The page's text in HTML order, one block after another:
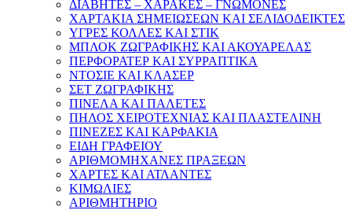
ΔΙΑΒΗΤΕΣ – ΧΑΡΑΚΕΣ – ΓΝΩΜΟΝΕΣ
ΧΑΡΤΑΚΙΑ ΣΗΜΕΙΩΣΕΩΝ ΚΑΙ ΣΕΛΙΔΟΔΕΙΚΤΕΣ
ΥΓΡΕΣ ΚΟΛΛΕΣ ΚΑΙ ΣΤΙΚ
ΜΠΛΟΚ ΖΩΓΡΑΦΙΚΗΣ ΚΑΙ ΑΚΟΥΑΡΕΛΑΣ
ΠΕΡΦΟΡΑΤΕΡ ΚΑΙ ΣΥΡΡΑΠΤΙΚΑ
ΝΤΟΣΙΕ ΚΑΙ ΚΛΑΣΕΡ
ΣΕΤ ΖΩΓΡΑΦΙΚΗΣ
ΠΙΝΕΛΑ ΚΑΙ ΠΑΛΕΤΕΣ
ΠΗΛΟΣ ΧΕΙΡΟΤΕΧΝΙΑΣ ΚΑΙ ΠΛΑΣΤΕΛΙΝΗ
ΠΙΝΕΖΕΣ ΚΑΙ ΚΑΡΦΑΚΙΑ
ΕΙΔΗ ΓΡΑΦΕΙΟΥ
ΑΡΙΘΜΟΜΗΧΑΝΕΣ ΠΡΑΞΕΩΝ
ΧΑΡΤΕΣ ΚΑΙ ΑΤΛΑΝΤΕΣ
ΚΙΜΩΛΙΕΣ
ΑΡΙΘΜΗΤΗΡΙΟ